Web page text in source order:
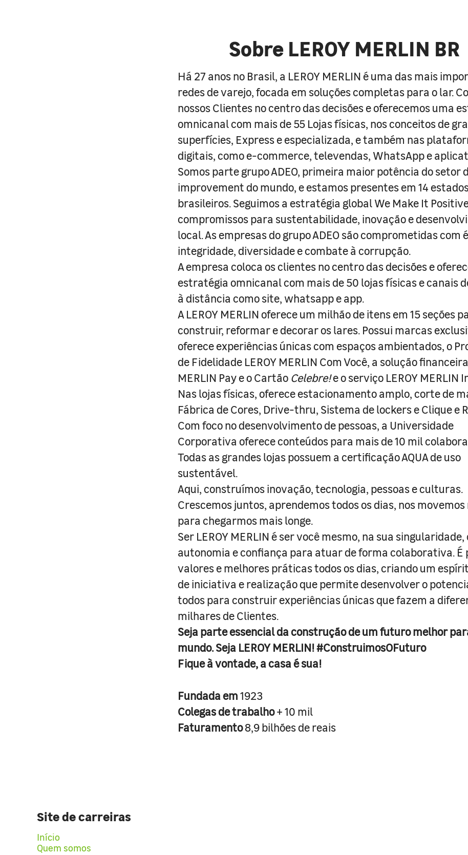
Sobre LEROY MERLIN BR
Há 27 anos no Brasil, a LEROY MERLIN é uma das mais
redes de varejo, focada em soluções completas para o lar.
nossos Clientes no centro das decisões e oferecemos uma
omnicanal com mais de 55 Lojas físicas, nos conceitos de
superfícies, Express e especializada, e também nas
digitais, como e-commerce, televendas, WhatsApp e
Somos parte grupo ADEO, primeira maior potência do setor
improvement do mundo, e estamos presentes em 14
brasileiros. Seguimos a estratégia global We Make It
compromissos para sustentabilidade, inovação e
local. As empresas do grupo ADEO são comprometidas com
integridade, diversidade e combate à corrupção.
A empresa coloca os clientes no centro das decisões e
estratégia omnicanal com mais de 50 lojas físicas e canais
à distância como site, whatsapp e app.
A LEROY MERLIN oferece um milhão de itens em 15 seções
construir, reformar e decorar os lares. Possui marcas
oferece experiências únicas com espaços ambientados, o
de Fidelidade LEROY MERLIN Com Você, a solução
MERLIN Pay e o Cartão Celebre!e o serviço LEROY MERLIN
Nas lojas físicas, oferece estacionamento amplo, corte de
Fábrica de Cores, Drive-thru, Sistema de lockers e Clique e
Com foco no desenvolvimento de pessoas, a Universidade
Corporativa oferece conteúdos para mais de 10 mil
Todas as grandes lojas possuem a certificação AQUA de uso
sustentável.
Aqui, construímos inovação, tecnologia, pessoas e culturas.
Crescemos juntos, aprendemos todos os dias, nos
para chegarmos mais longe.
Ser LEROY MERLIN é ser você mesmo, na sua singularidade,
autonomia e confiança para atuar de forma colaborativa.
valores e melhores práticas todos os dias, criando um
de iniciativa e realização que permite desenvolver o
todos para construir experiências únicas que fazem a
milhares de Clientes.
Seja parte essencial da construção de um futuro melhor
mundo. Seja LEROY MERLIN! #ConstruimosOFuturo
Fique à vontade, a casa é sua!
Fundada em1923
Colegas de trabalho+ 10 mil
Faturamento8,9 bilhões de reais
Site de carreiras
Início
Quem somos